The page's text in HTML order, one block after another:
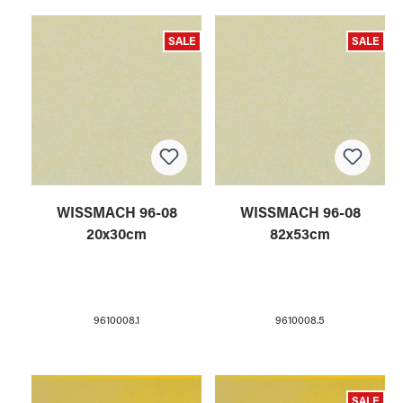
SALE
WISSMACH 96-08
20x30cm
9610008.1
SALE
WISSMACH 96-08
82x53cm
9610008.5